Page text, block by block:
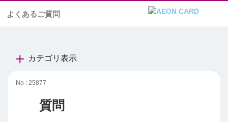
よくあるご質問
カテゴリ表示
No : 25877